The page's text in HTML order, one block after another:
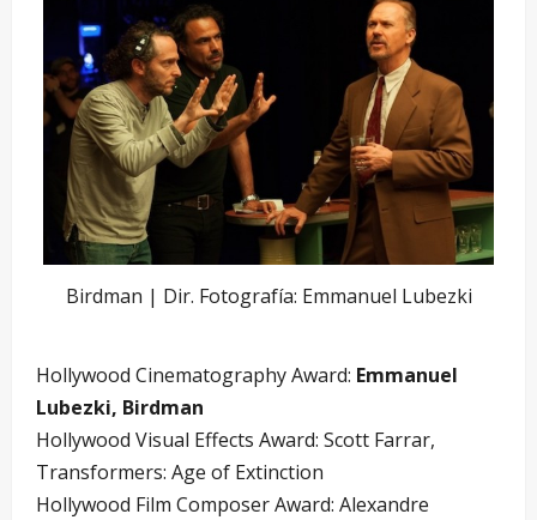
Birdman | Dir. Fotografía: Emmanuel Lubezki
Hollywood Cinematography Award: Emmanuel
Lubezki, Birdman
Hollywood Visual Effects Award: Scott Farrar,
Transformers: Age of Extinction
Hollywood Film Composer Award: Alexandre